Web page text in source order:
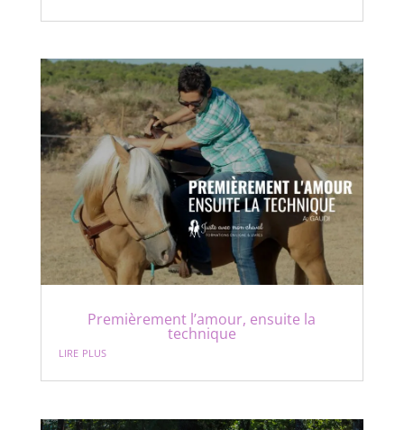
Premièrement l’amour, ensuite la
technique
lire plus